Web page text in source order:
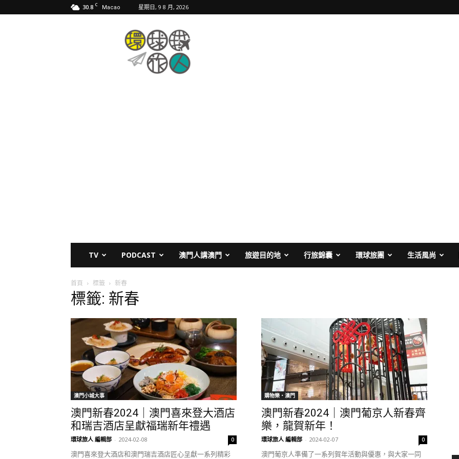
30.8 C Macao 星期日, 9 8 月, 2026
TV PODCAST 澳門人講澳門 旅遊目的地 行旅錦囊 環球旅團 生活風尚
首頁 標籤 新春
標籤: 新春
澳門小城大事
澳門新春2024｜澳門喜來登大酒店
和瑞吉酒店呈獻福瑞新年禮遇
環球旅人 編輯部 - 2024-02-08 0
澳門喜來登大酒店和澳門瑞吉酒店匠心呈獻一系列精彩
購物樂‧澳門
澳門新春2024｜澳門葡京人新春齊
樂，龍賀新年！
環球旅人 編輯部 - 2024-02-07 0
澳門葡京人準備了一系列賀年活動與優惠，與大家一同